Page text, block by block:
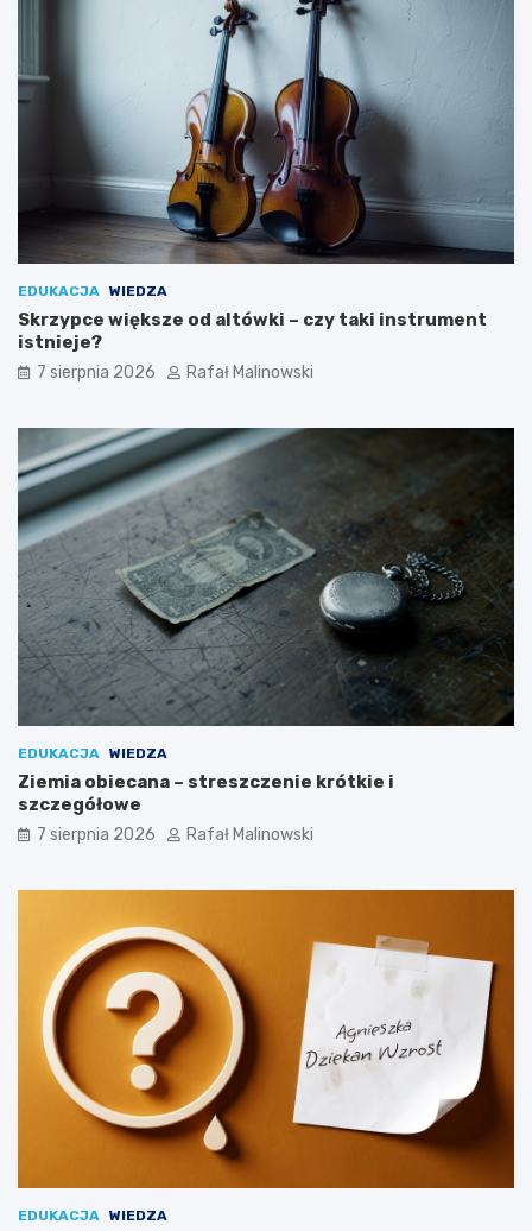
EDUKACJA WIEDZA
Skrzypce większe od altówki – czy taki instrument
istnieje?
7 sierpnia 2026 Rafał Malinowski
EDUKACJA WIEDZA
Ziemia obiecana – streszczenie krótkie i
szczegółowe
7 sierpnia 2026 Rafał Malinowski
EDUKACJA WIEDZA